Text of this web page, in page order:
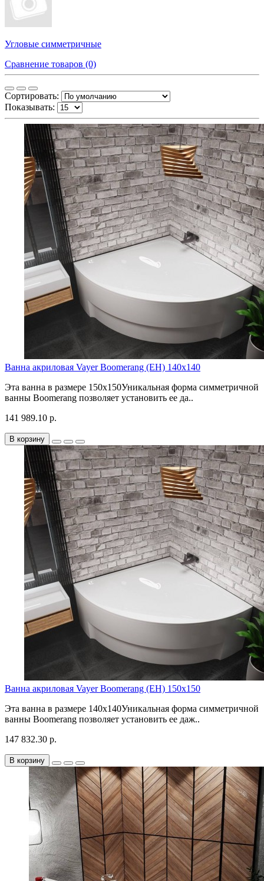
Угловые симметричные
Сравнение товаров (0)
Сортировать:
Показывать:
Ванна акриловая Vayer Boomerang (EH) 140x140
Эта ванна в размере 150х150Уникальная форма симметричной
ванны Boomerang позволяет установить ее да..
141 989.10 р.
В корзину
Ванна акриловая Vayer Boomerang (EH) 150x150
Эта ванна в размере 140х140Уникальная форма симметричной
ванны Boomerang позволяет установить ее даж..
147 832.30 р.
В корзину